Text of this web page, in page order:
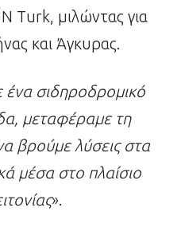
Turk, μιλώντας για
και Άγκυρας.
ένα σιδηροδρομικό
μεταφέραμε τη
βρούμε λύσεις στα
μέσα στο πλαίσιο
».